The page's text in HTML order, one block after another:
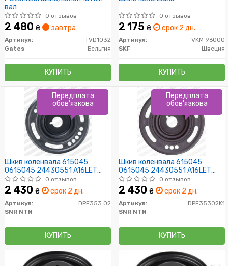
вал
0 отзывов
2 480 ₴ завтра
Артикул:
TVD1032
Gates
Бельгия
КУПИТЬ
0 отзывов
2 175 ₴ срок 2 дн.
Артикул:
VKM 96000
SKF
Швеция
КУПИТЬ
Шкив коленвала 615045
0615045 24430551 A16LET
A16XER A18XER Z16LET Z16XEP
Z16XE1 Z16XER Z18XER A16XNT
A16LEL A16LER A16LES Z16LEL
Z16LER Z16XNT ASTRA-H/-G
CORSA-D MERIVA-A SIGNUM
DPF353.02
0 отзывов
2 430 ₴ срок 2 дн.
Артикул:
DPF353.02
SNR NTN
КУПИТЬ
Передплата
обов'язкова
Шкив коленвала 615045
0615045 24430551 A16LET
A16XER A18XER Z16LET Z16XEP
Z16XE1 Z16XER Z18XER A16XNT
A16LEL A16LER A16LES Z16LEL
Z16LER Z16XNT ASTRA-H/-G
CORSA-D MERIVA-A SIGNUM
DPF353.02
0 отзывов
2 430 ₴ срок 2 дн.
Артикул:
DPF35302K1
SNR NTN
КУПИТЬ
Передплата
обов'язкова